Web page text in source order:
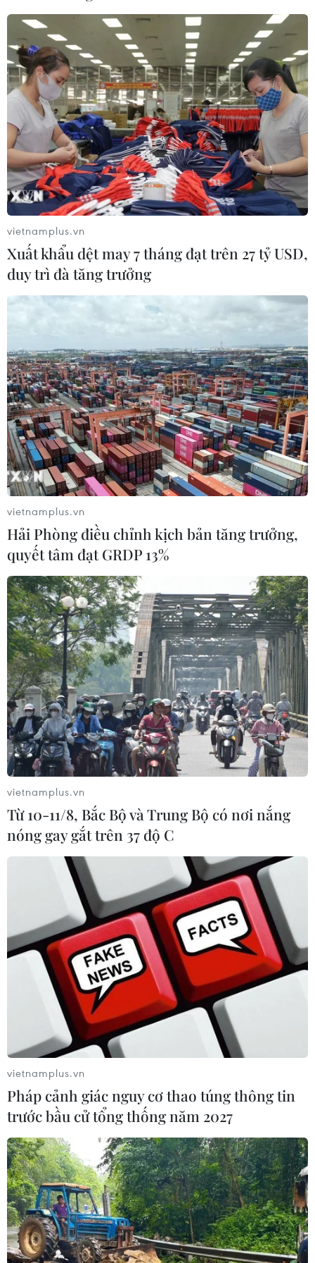
dân Thành phố Hồ Chí Minh tổ chức ngày 3/7.
TP.Hồ Chí Minh: Bài toán xử lý rác thải và
những bất cập đầu tư
Từ câu chuyện lựa chọn nhà đầu tư, công nghệ tại bãi
rác Đa Phước, có thể nhận thấy, công tác xử lý chất thải
rắn hiện nay của Thành phố Hồ Chí Minh còn tồn tại
nhiều bất cập.
Đầu tư xử lý rác ở TP.HCM: Bất thường
khoản tiền 9 triệu USD
21/12/2018 01:54
Chính phủ giao Thanh tra Chính phủ, Kiểm toán Nhà
nước, Bộ Tài chính làm rõ trách nhiệm của UBND TP Hồ
Chí Minh trong việc ứng trước 9 triệu USD cho công ty
CWS làm hạ tầng ở dự án bãi rác Đa Phước.
vietnamplus.vn
Xuất khẩu dệt may 7 tháng đạt trên 27 tỷ USD,
duy trì đà tăng trưởng
vietnamplus.vn
Hải Phòng điều chỉnh kịch bản tăng trưởng,
quyết tâm đạt GRDP 13%
vietnamplus.vn
Từ 10-11/8, Bắc Bộ và Trung Bộ có nơi nắng
nóng gay gắt trên 37 độ C
vietnamplus.vn
Pháp cảnh giác nguy cơ thao túng thông tin
trước bầu cử tổng thống năm 2027